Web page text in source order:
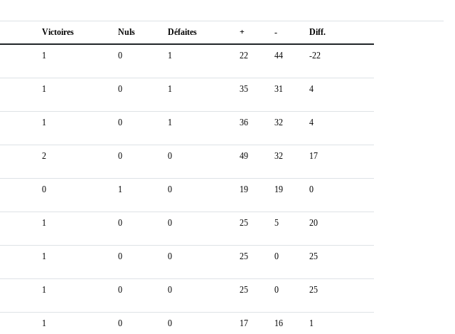
Victoires Nuls Défaites + - Diff.
1 0 1 22 44 -22
1 0 1 35 31 4
1 0 1 36 32 4
2 0 0 49 32 17
0 1 0 19 19 0
1 0 0 25 5 20
1 0 0 25 0 25
1 0 0 25 0 25
1 0 0 17 16 1